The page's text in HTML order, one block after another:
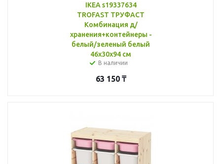
IKEA s19337634
TROFAST ТРУФАСТ
Комбинация д/
хранения+контейнеры -
белый/зеленый белый
46x30x94 см
В наличии
63 150₸